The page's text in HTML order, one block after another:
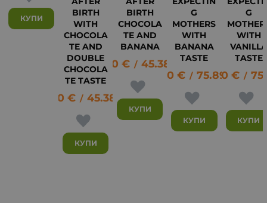
КУПИ
BIRTH
WITH
CHOCOLA
TE AND
DOUBLE
CHOCOLA
TE TASTE
23.20 € / 45.38 лв.
КУПИ
BIRTH
CHOCOLA
TE AND
BANANA
23.20 € / 45.38 лв.
КУПИ
G
MOTHERS
WITH
BANANA
TASTE
38.80 € / 75.89 лв.
КУПИ
G
WITH
VANILLA
TASTE
38.80 € /
КУПИ